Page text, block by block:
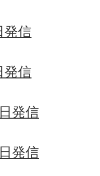
発信
発信
発信
発信